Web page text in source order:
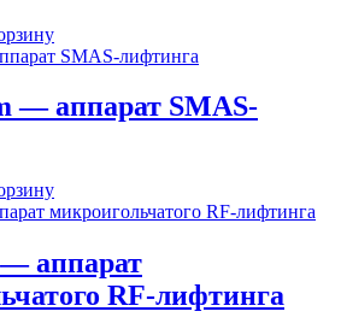
— аппарат SMAS-
аппарат
RF-лифтинга